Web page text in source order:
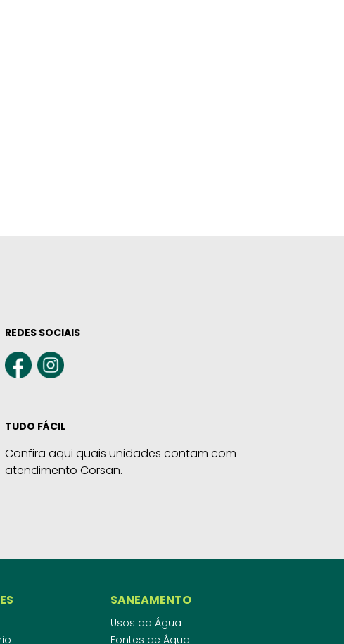
REDES SOCIAIS
TUDO FÁCIL
Confira aqui quais unidades contam com
atendimento Corsan.
SANEAMENTO
Usos da Água
Fontes de Água